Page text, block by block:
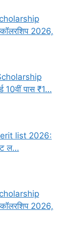
2026,
10वीं पास ₹1…
list 2026:
ल…
2026,